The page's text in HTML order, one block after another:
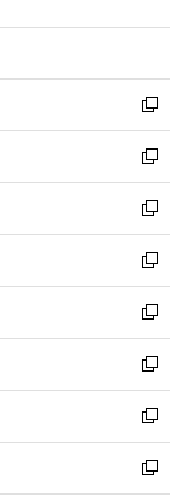
開
ン
ウ
で
開
く
ウ
ン
ド
ウ
で
開
く
新
し
い
ウ
ィ
ン
ド
ウ
で
開
く
新
し
い
ウ
ィ
ン
ド
ウ
で
開
く
新
し
い
ウ
ィ
ン
ド
ウ
で
開
く
新
し
い
ウ
ィ
ン
ド
ウ
で
新
し
い
ウ
ィ
ン
ド
新
し
い
ウ
ィ
新
し
い
新